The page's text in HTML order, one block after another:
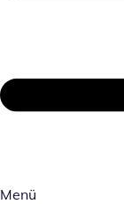
Menü